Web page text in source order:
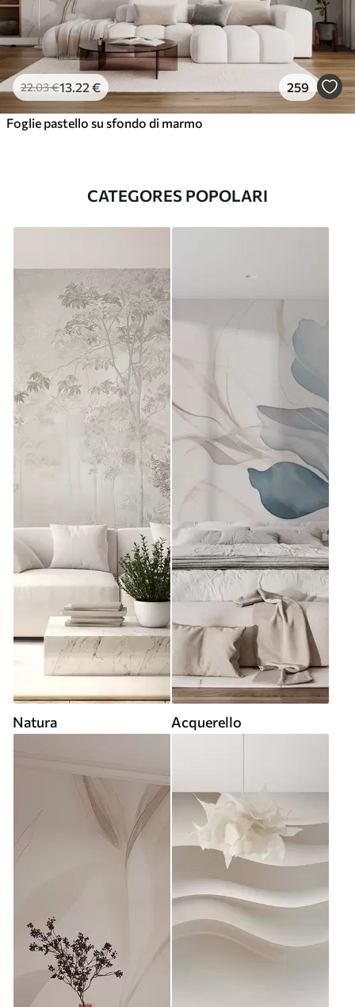
22.03€13 .22 € 259
Foglie pastello su sfondo di marmo
CATEGORES POPOLARI
Natura Acquerello